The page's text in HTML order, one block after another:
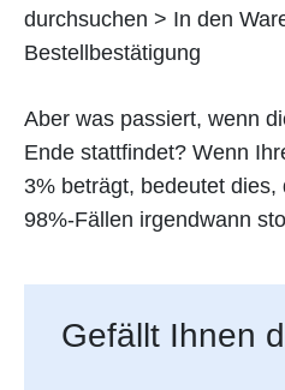
durchsuchen > In den
Bestellbestätigung
Aber was passiert, wenn
Ende stattfindet? Wenn
3% beträgt, bedeutet
98%-Fällen irgendwann
Gefällt Ihnen